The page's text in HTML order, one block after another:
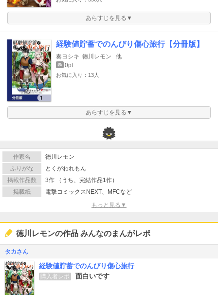
あらすじを見る▼
経験値貯蓄でのんびり傷心旅行【分冊版】
奏ヨシキ 徳川レモン 他
巻 0pt
お気に入り：13人
あらすじを見る▼
作家名
徳川レモン
ふりがな
とくがわれもん
掲載作品数
3作 （うち、完結作品1作）
掲載紙
電撃コミックスNEXT、MFCなど
もっと見る▼
徳川レモンの作品 みんなのまんがレポ
タカさん
経験値貯蓄でのんびり傷心旅行
購入者レポ 面白いです